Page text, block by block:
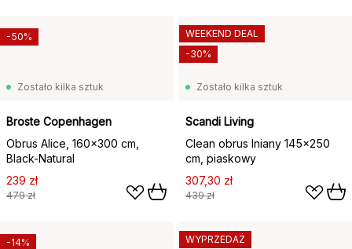
Zostało kilka sztuk
Broste Copenhagen
Obrus Alice, 160x300 cm,
Black-Natural
239 zł
479 zł
-50%
Zostało kilka sztuk
Scandi Living
Clean obrus lniany 145x250
cm, piaskowy
307,30 zł
439 zł
WEEKEND DEAL
-30%
-14%
WYPRZEDAŻ